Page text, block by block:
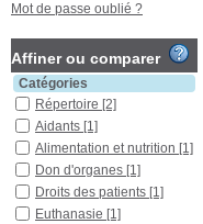
Mot de passe oublié ?
Affiner ou comparer
Catégories
Répertoire [2]
Aidants [1]
Alimentation et nutrition [1]
Don d'organes [1]
Droits des patients [1]
Euthanasie [1]